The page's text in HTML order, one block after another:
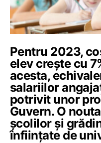
Pentru 2023,
elev crește cu
acesta,
salariilor
potrivit unor
Guvern. O
școlilor și
înființate de